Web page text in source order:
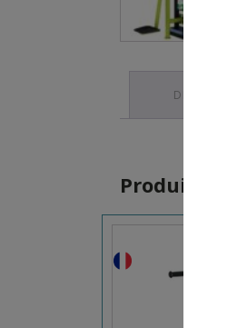
DESCRIPTION
Produits